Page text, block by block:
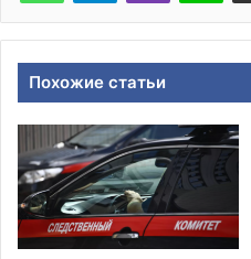
Похожие статьи